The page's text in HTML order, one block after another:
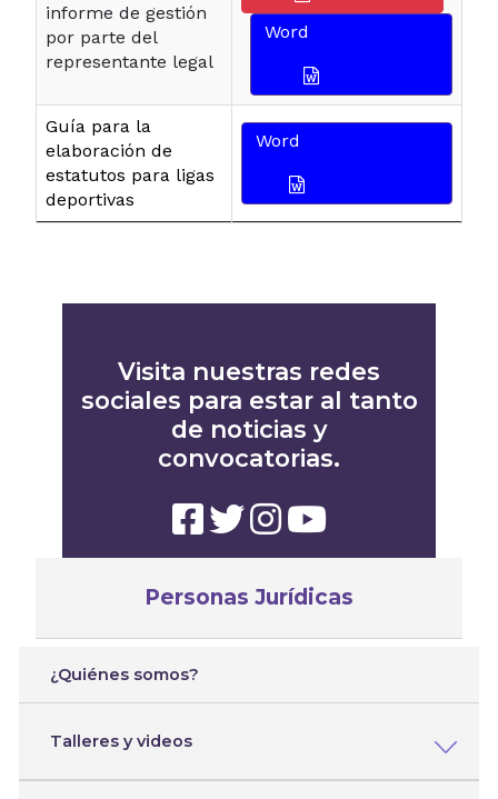
Personas Jurídicas
¿Quiénes somos?
Talleres y videos
informe de gestión
por parte del
representante legal
Word
Guía para la
elaboración de
estatutos para ligas
deportivas
Word
Visita nuestras redes
sociales para estar al tanto
de noticias y
convocatorias.